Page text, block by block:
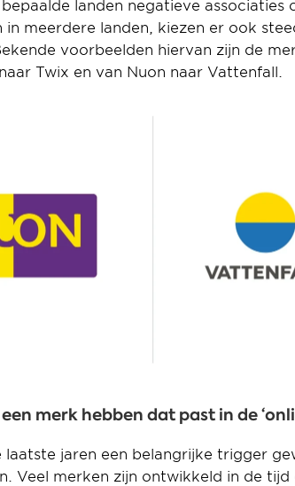
landen negatieve
meerdere landen, kiezen er ook
voorbeelden hiervan zijn de
Twix en van Nuon naar Vattenfall.
merk hebben dat past in de
laatste jaren een belangrijke trigger
Veel merken zijn ontwikkeld in de tijd